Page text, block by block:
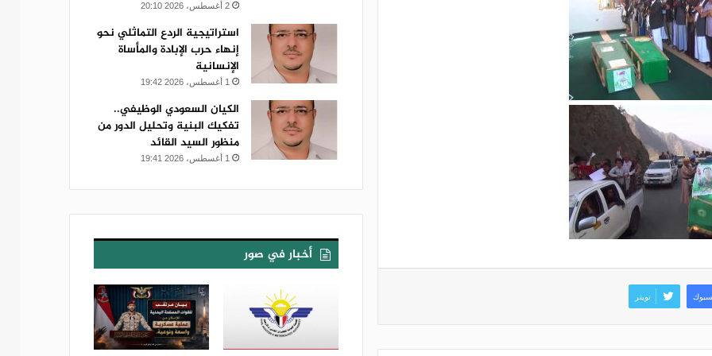
تويتر
2 أغسطس، 2026 20:10
استراتيجية الردع التماثلي نحو
إنهاء حرب الإبادة والمأساة
الإنسانية
1 أغسطس، 2026 19:42
الكيان السعودي الوظيفي..
تفكيك البنية وتحليل الدور من
منظور السيد القائد
1 أغسطس، 2026 19:41
أخبار في صور